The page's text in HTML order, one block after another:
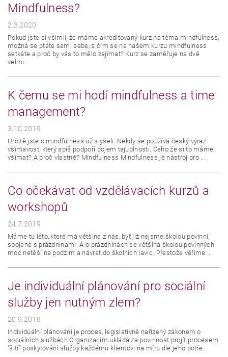
Mindfulness?
2.3.2020
Pokud jste si všimli, že máme akreditovaný kurz na téma mindfulness,
možná se ptáte sami sebe, s čím se na našem kurzu mindfulness
setkáte a proč by vás to mělo zajímat? Kurz se zaměřuje na dvě
velmi...
K čemu se mi hodí mindfulness a time
management?
3.10.2019
Určitě jste o mindfulness už slyšeli. Někdy se používá český výraz
všímavost, který spíš podpoří dojem tajuplnosti. Čeho že si to máme
všímat? A proč vlastně? Mindfulness Mindfulness je nástroj pro ...
Co očekávat od vzdělávacích kurzů a
workshopů
24.7.2019
Máme tu léto, které má většina z nás, byť již nejsme školou povinní,
spojené s prázdninami. A o prázdninách se většina školou povinných
moc netěší na podzim a návrat do školních lavic. Přestože věříme...
Je individuální plánování pro sociální
služby jen nutným zlem?
20.9.2018
Individuální plánování je proces, legislativně nařízený zákonem o
sociálních službách.Organizacím ukládá za povinnost projít procesem
“šití” poskytování služby každému klientovi na míru dle jeho potře...